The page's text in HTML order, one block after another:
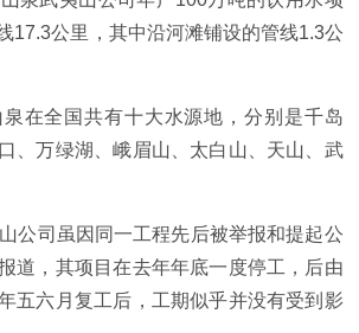
17.3公里，其中沿河滩铺设的管线1.3公
泉在全国共有十大水源地，分别是千岛
、万绿湖、峨眉山、太白山、天山、武
公司虽因同一工程先后被举报和提起公
道，其项目在去年年底一度停工，后由
五六月复工后，工期似乎并没有受到影